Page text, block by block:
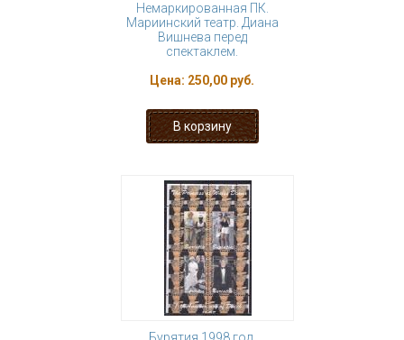
Немаркированная ПК.
Мариинский театр. Диана
Вишнева перед
спектаклем.
Цена: 250,00 руб.